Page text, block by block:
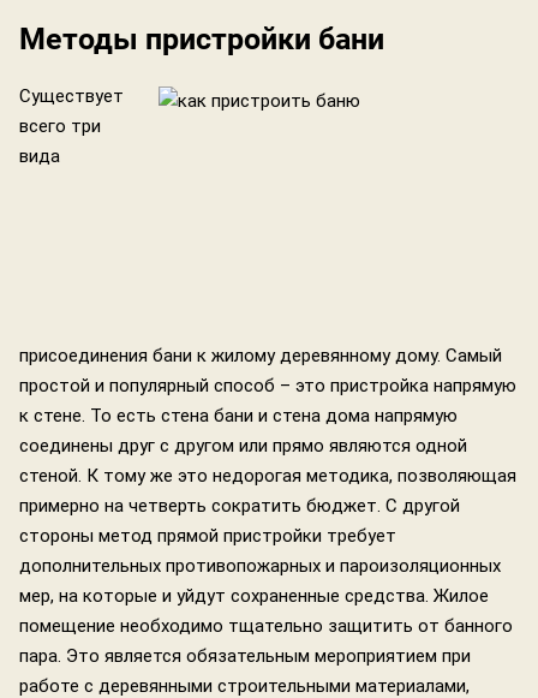
Методы пристройки бани
Существует
всего три
вида
присоединения бани к жилому деревянному дому. Самый
простой и популярный способ – это пристройка напрямую
к стене. То есть стена бани и стена дома напрямую
соединены друг с другом или прямо являются одной
стеной. К тому же это недорогая методика, позволяющая
примерно на четверть сократить бюджет. С другой
стороны метод прямой пристройки требует
дополнительных противопожарных и пароизоляционных
мер, на которые и уйдут сохраненные средства. Жилое
помещение необходимо тщательно защитить от банного
пара. Это является обязательным мероприятием при
работе с деревянными строительными материалами,